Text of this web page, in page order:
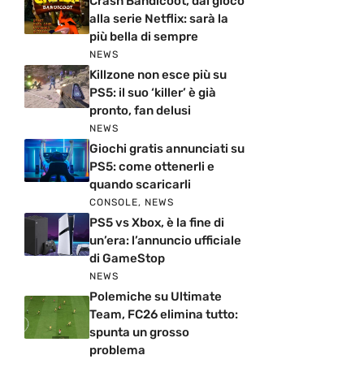
alla serie Netflix: sarà la
più bella di sempre
NEWS
Killzone non esce più su
PS5: il suo ‘killer’ è già
pronto, fan delusi
NEWS
Giochi gratis annunciati su
PS5: come ottenerli e
quando scaricarli
CONSOLE, NEWS
PS5 vs Xbox, è la fine di
un’era: l’annuncio ufficiale
di GameStop
NEWS
Polemiche su Ultimate
Team, FC26 elimina tutto:
spunta un grosso
problema